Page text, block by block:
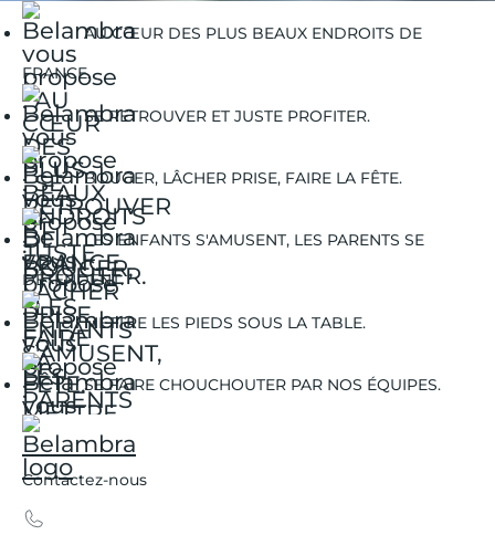
AU CŒUR DES PLUS BEAUX ENDROITS DE
FRANCE.
SE RETROUVER ET JUSTE PROFITER.
BOUGER, LÂCHER PRISE, FAIRE LA FÊTE.
LES ENFANTS S'AMUSENT, LES PARENTS SE
DÉTENDENT.
METTRE LES PIEDS SOUS LA TABLE.
SE FAIRE CHOUCHOUTER PAR NOS ÉQUIPES.
Contactez-nous